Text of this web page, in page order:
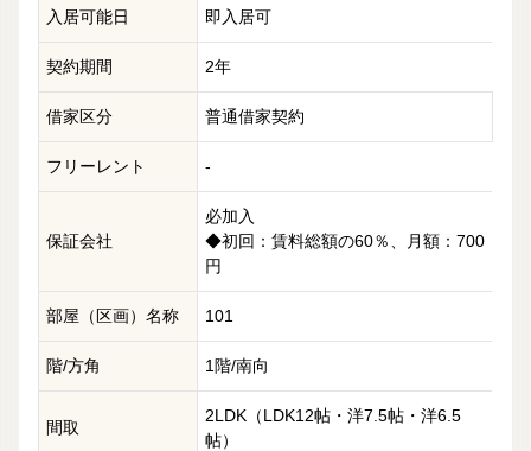
入居可能日 即入居可
契約期間 2年
借家区分 普通借家契約
フリーレント -
保証会社
必加入
◆初回：賃料総額の60％、月額：700
円
部屋（区画）名称 101
階/方角 1階/南向
間取
2LDK（LDK12帖・洋7.5帖・洋6.5
帖）